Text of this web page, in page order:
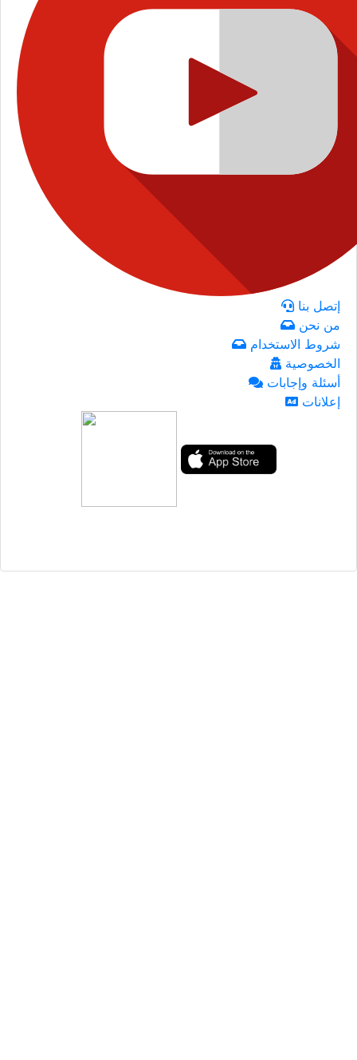
إتصل بنا
من نحن
شروط الاستخدام
الخصوصية
أسئلة وإجابات
إعلانات